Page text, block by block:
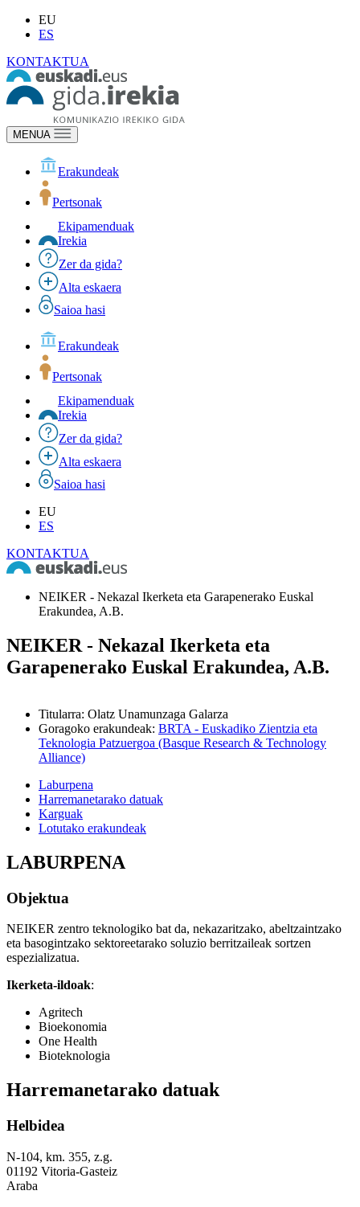
EU
ES
KONTAKTUA
MENUA
Erakundeak
Pertsonak
Ekipamenduak
Irekia
Zer da gida?
Alta eskaera
Saioa hasi
Erakundeak
Pertsonak
Ekipamenduak
Irekia
Zer da gida?
Alta eskaera
Saioa hasi
EU
ES
KONTAKTUA
NEIKER - Nekazal Ikerketa eta Garapenerako Euskal
Erakundea, A.B.
NEIKER - Nekazal Ikerketa eta
Garapenerako Euskal Erakundea, A.B.
Titularra: Olatz Unamunzaga Galarza
Goragoko erakundeak: BRTA - Euskadiko Zientzia eta
Teknologia Patzuergoa (Basque Research & Technology
Alliance)
Laburpena
Harremanetarako datuak
Karguak
Lotutako erakundeak
LABURPENA
Objektua
NEIKER zentro teknologiko bat da, nekazaritzako, abeltzaintzako
eta basogintzako sektoreetarako soluzio berritzaileak sortzen
espezializatua.
Ikerketa-ildoak:
Agritech
Bioekonomia
One Health
Bioteknologia
Harremanetarako datuak
Helbidea
N-104, km. 355, z.g.
01192 Vitoria-Gasteiz
Araba